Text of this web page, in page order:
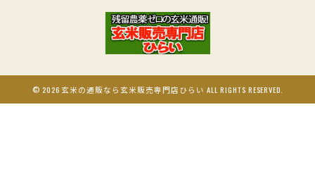
© 2026 玄米の通販なら玄米販売専門店ひらい ALL RIGHTS RESERVED.